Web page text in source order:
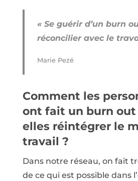
« Se guérir d’un burn
réconcilier avec le
Marie Pezé
Comment les
ont fait un burn
elles réintégrer le
travail ?
Dans notre réseau, on fait
de ce qui est possible dans